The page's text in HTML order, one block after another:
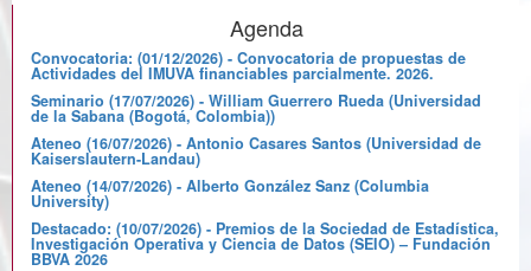
communication Information Theory and
Applications Workshop (ITA), 2011 0 (2011)
Barbero, A.I., Rosnes, E., Yang, G. and
Ytrehus, Ø.
Error Correction on an Insertion/Deletion
Channel Applying Codes from RFID
Standards. Information Theory and
Applications Workshop (ITA), 2012 0 (2012)
Yang, G., Barbero, A.I., Rosnes, E., and
Ytrehus .
Agenda
Convocatoria: (01/12/2026) - Convocatoria de propuestas de
Actividades del IMUVA financiables parcialmente. 2026.
Seminario (17/07/2026) - William Guerrero Rueda (Universidad
de la Sabana (Bogotá, Colombia))
Ateneo (16/07/2026) - Antonio Casares Santos (Universidad de
Kaiserslautern-Landau)
Ateneo (14/07/2026) - Alberto González Sanz (Columbia
University)
Destacado: (10/07/2026) - Premios de la Sociedad de Estadística,
Investigación Operativa y Ciencia de Datos (SEIO) – Fundación
BBVA 2026